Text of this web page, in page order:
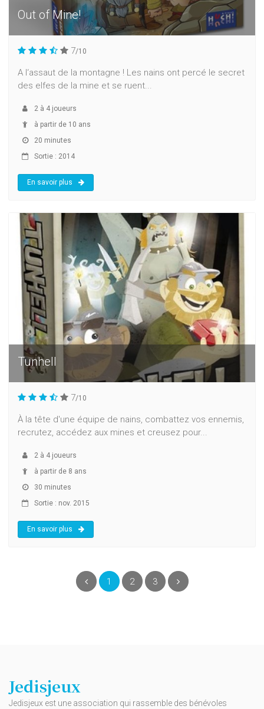
Out of Mine!
7/10
A l‘assaut de la montagne ! Les nains ont percé le secret
des elfes de la mine et se ruent...
2 à 4 joueurs
à partir de 10 ans
20 minutes
Sortie : 2014
En savoir plus
Tunhell
7/10
À la tête d'une équipe de nains, combattez vos ennemis,
recrutez, accédez aux mines et creusez pour...
2 à 4 joueurs
à partir de 8 ans
30 minutes
Sortie : nov. 2015
En savoir plus
Précédent
1 (current)
2 3 Suivant
Jedisjeux
Jedisjeux est une association qui rassemble des bénévoles